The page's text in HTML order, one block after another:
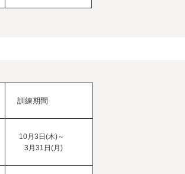
訓練期間
10月3日(木)～
3月31日(月)